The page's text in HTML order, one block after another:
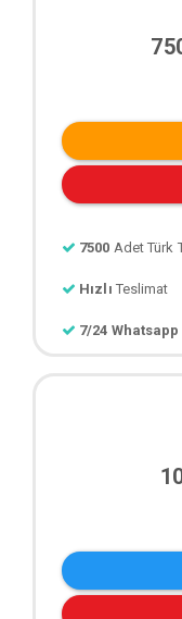
7500 Adet Türk
Hızlı Teslimat
7/24 Whatsapp